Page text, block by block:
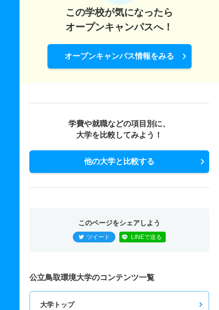
この学校が気になったら
オープンキャンパスへ！
オープンキャンパス情報をみる
学費や就職などの項目別に、
大学を比較してみよう！
他の大学と比較する
このページをシェアしよう
ツイート LINEで送る
公立鳥取環境大学のコンテンツ一覧
大学トップ